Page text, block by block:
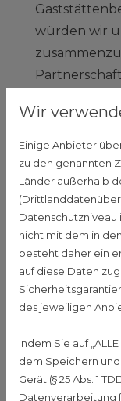
würden wir
frisch
und von
profitieren.
Unser
Wir
Einige Anbieter
zu den genannten
Länder außerhalb
Datenschutzniveau
nicht mit dem in
besteht daher ein
auf diese Daten
des jeweiligen
Indem Sie auf
dem Speichern
Gerät (§ 25 Abs. 1
Datenverarbeitung